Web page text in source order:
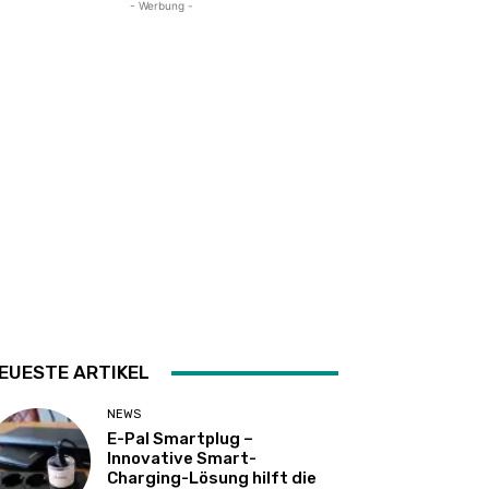
- Werbung -
ARTIKEL
NEWS
E-Pal Smartplug –
Innovative Smart-
Charging-Lösung hilft die